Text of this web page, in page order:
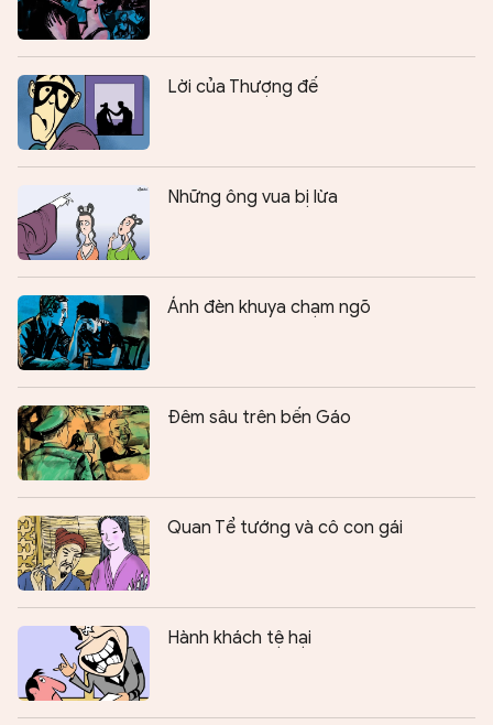
Lời của Thượng đế
Những ông vua bị lừa
Ánh đèn khuya chạm ngõ
Đêm sâu trên bến Gáo
Quan Tể tướng và cô con gái
Hành khách tệ hại